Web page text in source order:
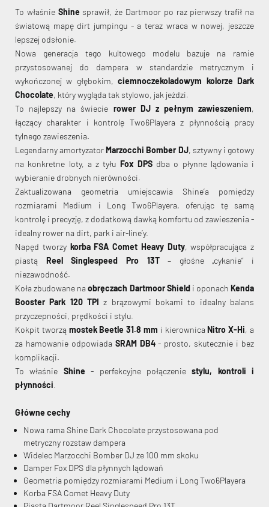
To właśnie Shine sprawił, że Dartmoor po raz pierwszy trafił na
światową mapę dirt jumpingu - a teraz wraca w nowej, jeszcze
lepszej odsłonie.
Nowa generacja tego kultowego modelu bazuje na ramie
przystosowanej do dampera w standardzie metrycznym i
wykończonej w głębokim,ciemnoczekoladowym kolorze Dark
Chocolate, który wygląda tak stylowo, jak jeździ.
To najlepszy na świecie rower DJ z pełnym zawieszeniem,
łączący charakter i kontrolę Two6Playera z płynnością pracy
tylnego zawieszenia.
Legendarny amortyzatorMarzocchi Bomber DJ, sztywny i gotowy
na konkretne loty, a z tyłu Fox DPSdba o płynne lądowania i
wybieranie drobnych nierówności.
Zaktualizowana geometria umiejscawia Shine’a pomiędzy
rozmiarami Medium i Long Two6Playera, oferując tę samą
kontrolę i precyzję, z dodatkową dawką komfortu od zawieszenia -
idealny rower na dirt, park i air-line’y.
Napęd tworzy korba FSA Comet Heavy Duty, współpracująca z
piastą Reel Singlespeed Pro 13T– głośne „cykanie” i
niezawodność.
Koła zbudowane naobręczach Dartmoor Shieldi oponach Kenda
Booster Park 120 TPI z brązowymi bokami to idealny balans
przyczepności, prędkości i stylu.
Kokpit tworzą mostek Beetle 31.8 mm i kierownicaNitro X-Hi, a
za hamowanie odpowiada SRAM DB4- prosto, skutecznie i bez
komplikacji.
To właśnie Shine - perfekcyjne połączeniestylu, kontroli i
płynności.
Główne cechy
Nowa rama Shine Dark Chocolate przystosowana pod
metryczny rozstaw dampera
Widelec Marzocchi Bomber DJ ze 100 mm skoku
Damper Fox DPS dla płynnych lądowań
Geometria pomiędzy rozmiarami Medium i Long Two6Playera
Korba FSA Comet Heavy Duty